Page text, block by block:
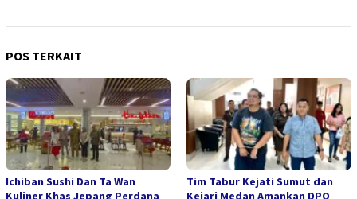
POS TERKAIT
Ichiban Sushi Dan Ta Wan
Kuliner Khas Jepang Perdana
Tim Tabur Kejati Sumut dan
Kejari Medan Amankan DPO